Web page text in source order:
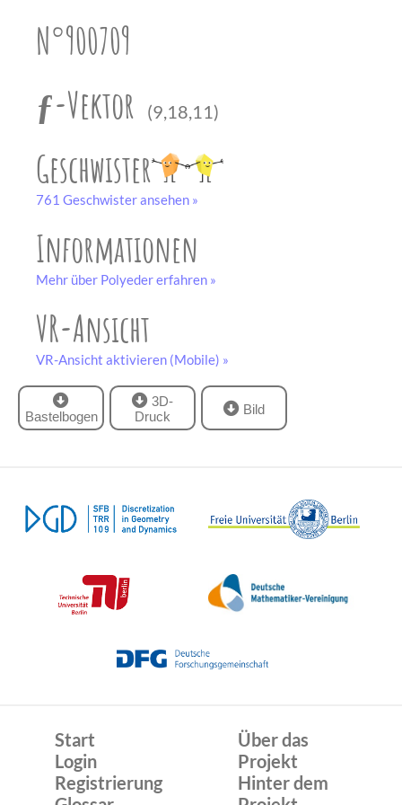
N°900709
ƒ-Vektor
(9,18,11)
Geschwister
761 Geschwister ansehen »
Informationen
Mehr über Polyeder erfahren »
VR-Ansicht
VR-Ansicht aktivieren (Mobile) »
Bastelbogen
3D-
Druck
Bild
Start
Login
Registrierung
Über das
Projekt
Hinter dem